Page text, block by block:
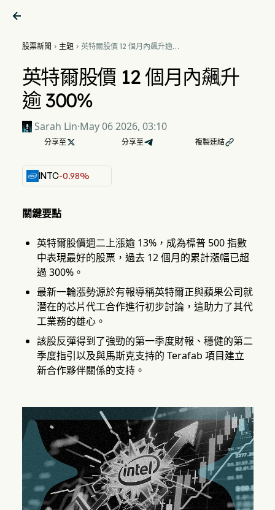

股票新聞  主題 英特爾股價 12 個月內飆升逾
英特爾股價 12 個月內飆升
逾 300%
Sarah Lin·May 06 2026, 03:10
分享至  分享至 複製連結
INTC-0.98%
關鍵要點
英特爾股價週二上漲逾 13%，成為標普 500 指數
中表現最好的股票，過去 12 個月的累計漲幅已超
過 300%。
最新一輪漲勢源於有報導稱英特爾正與蘋果公司就
潛在的芯片代工合作進行初步討論，這助力了其代
工業務的雄心。
該股反彈得到了強勁的第一季度財報、穩健的第二
季度指引以及與馬斯克支持的 Terafab 項目建立
新合作夥伴關係的支持。